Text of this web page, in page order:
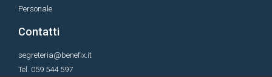
Personale
Contatti
segreteria@benefix.it
Tel. 059 544 597